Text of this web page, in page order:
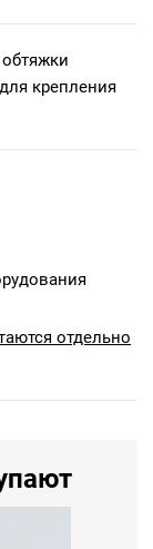
крепления
отдельно
на нашем